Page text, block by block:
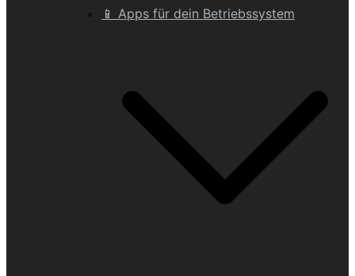
📱 Apps für dein Betriebssystem